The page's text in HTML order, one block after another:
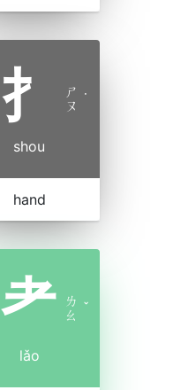
扌
ㄕ
ㄡ ˙
shou
hand
耂 ㄌ
ㄠ ˇ
lǎo